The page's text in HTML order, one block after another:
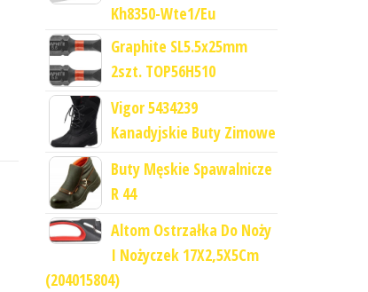
Kh8350-Wte1/Eu
Graphite SL5.5x25mm
2szt. TOP56H510
Vigor 5434239
Kanadyjskie Buty Zimowe
Buty Męskie Spawalnicze
R 44
Altom Ostrzałka Do Noży
I Nożyczek 17X2,5X5Cm
(204015804)